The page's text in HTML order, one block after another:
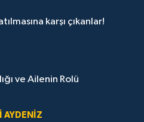
karşı çıkanlar!
ve Ailenin Rolü
AYDENIZ